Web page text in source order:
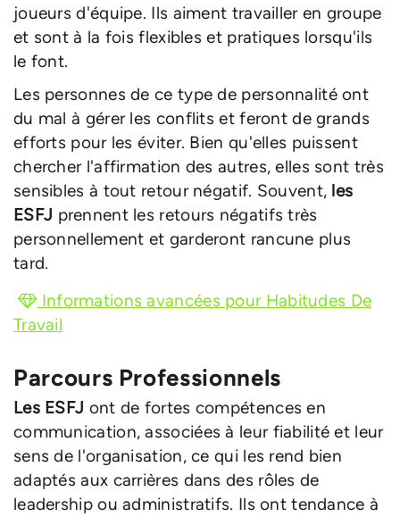
joueurs d'équipe. Ils aiment travailler en groupe
et sont à la fois flexibles et pratiques lorsqu'ils
le font.
Les personnes de ce type de personnalité ont
du mal à gérer les conflits et feront de grands
efforts pour les éviter. Bien qu'elles puissent
chercher l'affirmation des autres, elles sont très
sensibles à tout retour négatif. Souvent, les
ESFJ prennent les retours négatifs très
personnellement et garderont rancune plus
tard.
Informations avancées pour Habitudes De
Travail
Parcours Professionnels
Les ESFJ ont de fortes compétences en
communication, associées à leur fiabilité et leur
sens de l'organisation, ce qui les rend bien
adaptés aux carrières dans des rôles de
leadership ou administratifs. Ils ont tendance à